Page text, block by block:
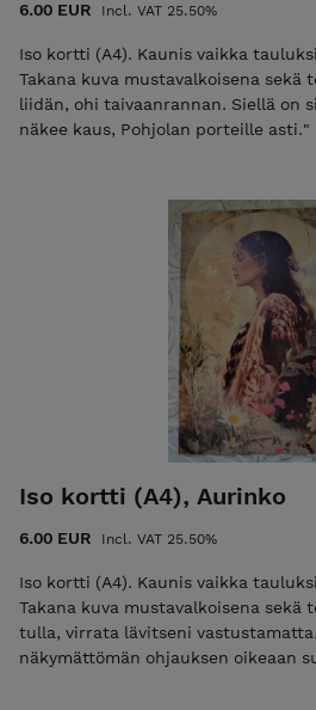
6.00 EUR Incl. VAT 25.50%
Iso kortti (A4). Kaunis vaikka
Takana kuva mustavalkoisena sekä
liidän, ohi taivaanrannan. Siellä on
näkee kaus, Pohjolan porteille asti."
Iso kortti (A4), Aurinko
6.00 EUR Incl. VAT 25.50%
Iso kortti (A4). Kaunis vaikka
Takana kuva mustavalkoisena sekä
tulla, virrata lävitseni
näkymättömän ohjauksen oikeaan